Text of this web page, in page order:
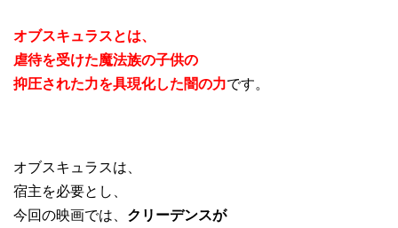
オブスキュラスとは、
虐待を受けた魔法族の子供の
抑圧された力を具現化した闇の力です。
オブスキュラスは、
宿主を必要とし、
今回の映画では、 クリーデンスが